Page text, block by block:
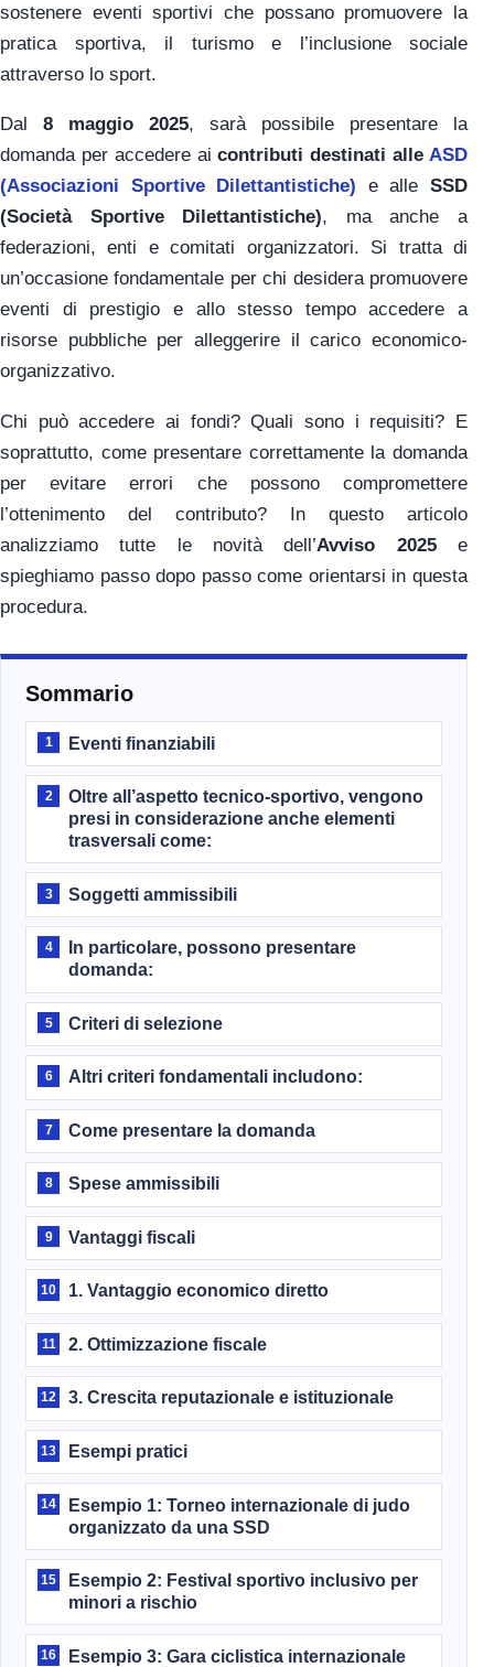
sostenere eventi sportivi che possano promuovere la
pratica sportiva, il turismo e l’inclusione sociale
attraverso lo sport.
Dal 8 maggio 2025, sarà possibile presentare la
domanda per accedere aicontributi destinati alleASD
(Associazioni Sportive Dilettantistiche) e alleSSD
(Società Sportive Dilettantistiche), ma anche a
federazioni, enti e comitati organizzatori. Si tratta di
un’occasione fondamentale per chi desidera promuovere
eventi di prestigio e allo stesso tempo accedere a
risorse pubbliche per alleggerire il carico economico-
organizzativo.
Chi può accedere ai fondi? Quali sono i requisiti? E
soprattutto, come presentare correttamente la domanda
per evitare errori che possono compromettere
l’ottenimento del contributo? In questo articolo
analizziamo tutte le novità dell’Avviso 2025e
spieghiamo passo dopo passo come orientarsi in questa
procedura.
Sommario
1 Eventi finanziabili
2
Oltre all’aspetto tecnico-sportivo, vengono
presi in considerazione anche elementi
trasversali come:
3 Soggetti ammissibili
4
In particolare, possono presentare
domanda:
5 Criteri di selezione
6 Altri criteri fondamentali includono:
7 Come presentare la domanda
8 Spese ammissibili
9 Vantaggi fiscali
10 1. Vantaggio economico diretto
11 2. Ottimizzazione fiscale
12 3. Crescita reputazionale e istituzionale
13 Esempi pratici
14
Esempio 1: Torneo internazionale di judo
organizzato da una SSD
15
Esempio 2: Festival sportivo inclusivo per
minori a rischio
16
Esempio 3: Gara ciclistica internazionale